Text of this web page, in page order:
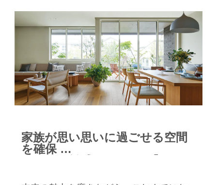
家族が思い思いに過ごせる空間
を確保